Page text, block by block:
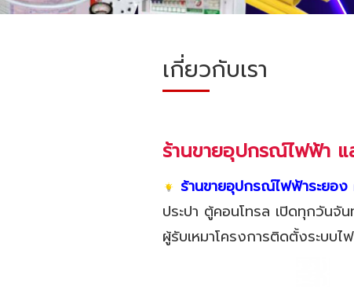
เกี่ยวกับเรา
ร้านขายอุปกรณ์ไฟฟ้า แ
ร้านขายอุปกรณ์ไฟฟ้าระยอ
ประปา ตู้คอนโทรล เปิดทุกวันจั
ผู้รับเหมาโครงการติดตั้งระบบ